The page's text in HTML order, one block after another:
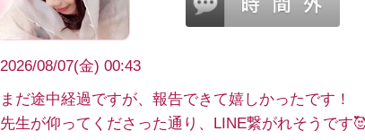
2026/08/07(金) 00:43
まだ途中経過ですが、報告できて嬉しかったです！
先生が仰ってくださった通り、LINE繋がれそうです